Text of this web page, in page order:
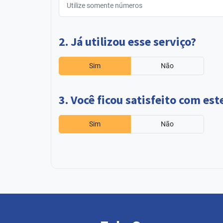
2. Já utilizou esse serviço?
Sim Não
3. Você ficou satisfeito com
Sim Não